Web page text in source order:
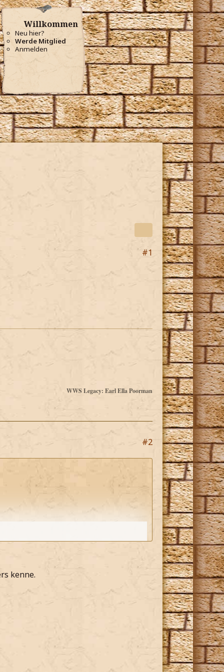
Willkommen
Neu hier?
Werde Mitglied
Anmelden
#1
WWS Legacy: Earl Ella Poorman
#2
einschüchtern lässt*
an meinem Plan verliere*
kenne.